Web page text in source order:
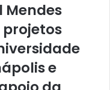
Mendes
e